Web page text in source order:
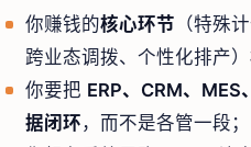
你赚钱的核心环节 （特殊
跨业态调拨、个性化排产
你要把 ERP、CRM、MES
据闭环 ，而不是各管一段；